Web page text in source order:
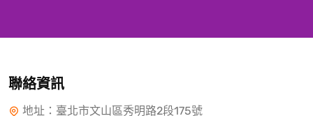
聯絡資訊
地址：臺北市文山區秀明路2段175號